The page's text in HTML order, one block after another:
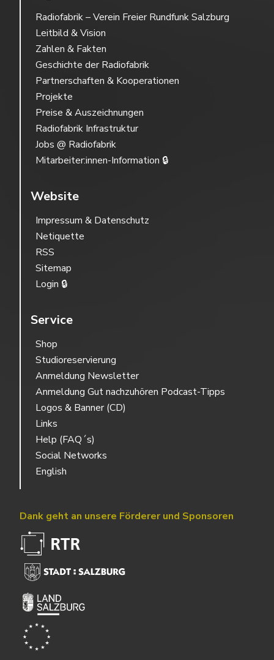
Radiofabrik – Verein Freier Rundfunk Salzburg
Leitbild & Vision
Zahlen & Fakten
Geschichte der Radiofabrik
Partnerschaften & Kooperationen
Projekte
Preise & Auszeichnungen
Radiofabrik Infrastruktur
Jobs @ Radiofabrik
Mitarbeiter:innen-Information 🔒
Website
Impressum & Datenschutz
Netiquette
RSS
Sitemap
Login 🔒
Service
Shop
Studioreservierung
Anmeldung Newsletter
Anmeldung Gut nachzuhören Podcast-Tipps
Logos & Banner (CD)
Links
Help (FAQ´s)
Social Networks
English
Dank geht an unsere Förderer und Sponsoren